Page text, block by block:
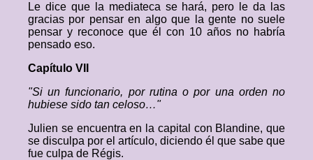
Le dice que la mediateca se hará, pero le da las
gracias por pensar en algo que la gente no suele
pensar y reconoce que él con 10 años no habría
pensado eso.
Capítulo VII
"Si un funcionario, por rutina o por una orden no
hubiese sido tan celoso…"
Julien se encuentra en la capital con Blandine, que
se disculpa por el artículo, diciendo él que sabe que
fue culpa de Régis.